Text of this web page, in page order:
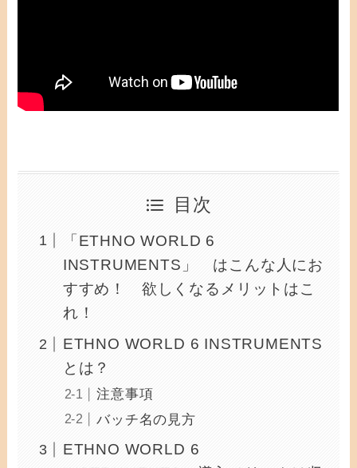
目次
「ETHNO WORLD 6
INSTRUMENTS」 はこんな人にお
すすめ！ 欲しくなるメリットはこ
れ！
ETHNO WORLD 6 INSTRUMENTS
とは？
注意事項
バッチ名の見方
ETHNO WORLD 6